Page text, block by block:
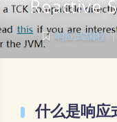
Reactive
响应式编程 |
什么是响应